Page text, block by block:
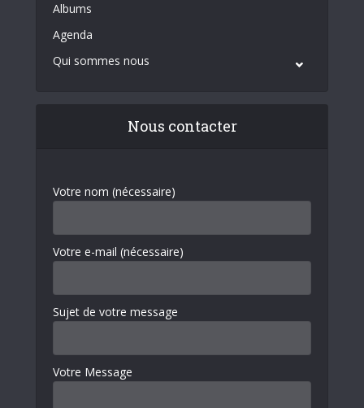
Albums
Agenda
Qui sommes nous
Nous contacter
Votre nom (nécessaire)
Votre e-mail (nécessaire)
Sujet de votre message
Votre Message